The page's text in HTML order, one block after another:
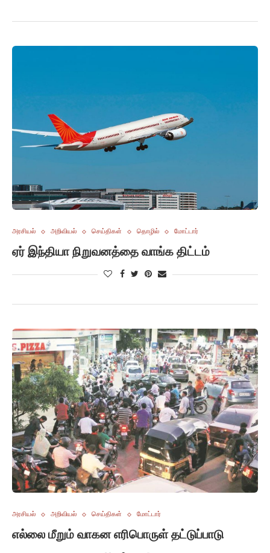
அரசியல் அறிவியல் செய்திகள் தொழில் மோட்டார்
ஏர் இந்தியா நிறுவனத்தை வாங்க திட்டம்
அரசியல் அறிவியல் செய்திகள் மோட்டார்
எல்லை மீறும் வாகன எரிபொருள் தட்டுப்பாடு